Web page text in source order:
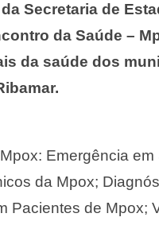
Secretaria de
da Saúde –
da saúde dos
Emergência
da Mpox;
Pacientes de Mpox;